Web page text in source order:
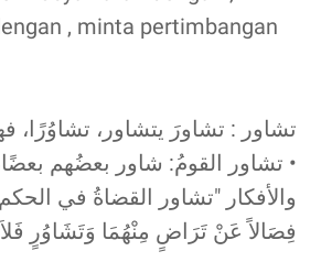
, minta pertimbangan
تشاور : تشاورَ يتشاور، تشاوُرًا،
• تشاور القومُ: شاور بعضُهم بعضًا،
والأفكار "تشاور القضاةُ في
فِصَالاً عَنْ تَرَاضٍ مِنْهُمَا وَتَشَاوُرٍ